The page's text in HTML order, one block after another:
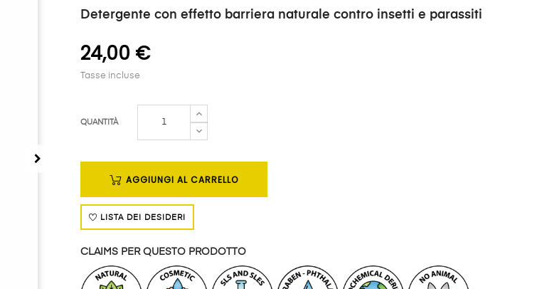
Detergente con effetto barriera naturale contro insetti e parassiti
24,00 €
Tasse incluse
QUANTITÀ
AGGIUNGI AL CARRELLO
LISTA DEI DESIDERI
CLAIMS PER QUESTO PRODOTTO